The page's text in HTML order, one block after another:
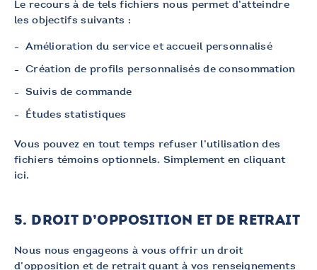
Le recours à de tels fichiers nous permet d’atteindre
les objectifs suivants :
Amélioration du service et accueil personnalisé
Création de profils personnalisés de consommation
Suivis de commande
Études statistiques
Vous pouvez en tout temps refuser l’utilisation des
fichiers témoins optionnels. Simplement en cliquant
ici.
5. DROIT D’OPPOSITION ET DE RETRAIT
Nous nous engageons à vous offrir un droit
d’opposition et de retrait quant à vos renseignements